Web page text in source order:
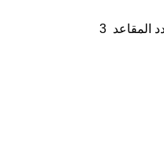
المقاعد 3